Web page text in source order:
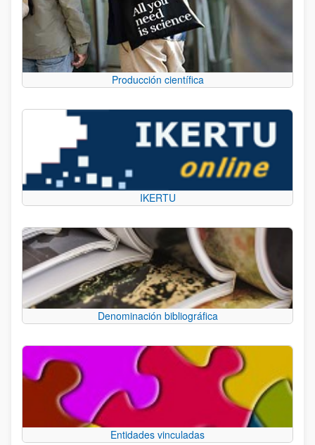
Producción científica
IKERTU
Denominación bibliográfica
Entidades vinculadas